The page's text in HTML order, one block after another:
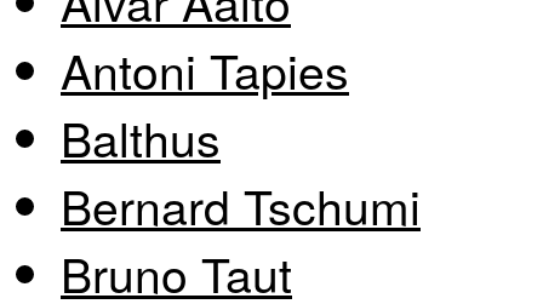
Antoni Tapies
Balthus
Bernard Tschumi
Bruno Taut